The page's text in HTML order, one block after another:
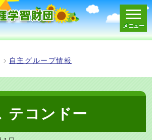
メニュー
自主グループ情報
テコンドー